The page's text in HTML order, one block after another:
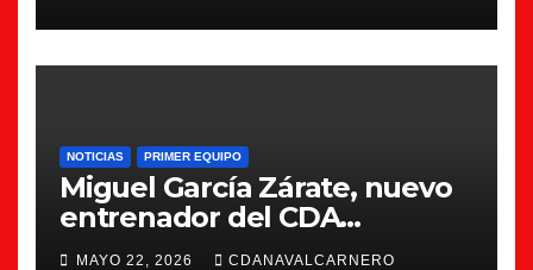
NOTICIAS PRIMER EQUIPO
Miguel García Zárate, nuevo
entrenador del CDA
Navalcarnero
MAYO 22, 2026 CDANAVALCARNERO